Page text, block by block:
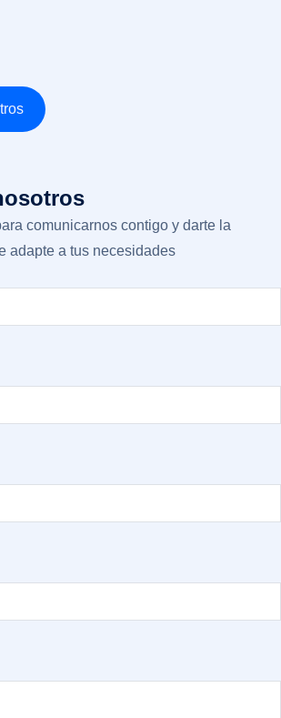
comunicarnos contigo y darte la
adapte a tus necesidades